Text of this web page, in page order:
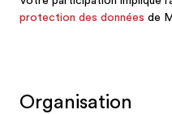
Organisation